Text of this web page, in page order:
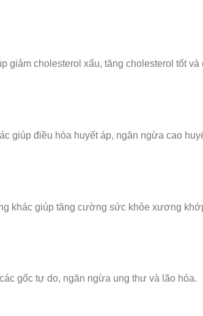
giảm cholesterol xấu, tăng cholesterol tốt và
giúp điều hòa huyết áp, ngăn ngừa cao
khác giúp tăng cường sức khỏe xương
gốc tự do, ngăn ngừa ung thư và lão hóa.